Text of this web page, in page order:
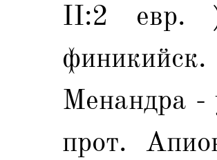
II:2 евр.
Менандра
прот.